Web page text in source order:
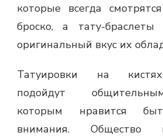
которые всегда
броско, а тату-браслеты
оригинальный вкус их
Татуировки на
подойдут
которым нравится
внимания. Общество